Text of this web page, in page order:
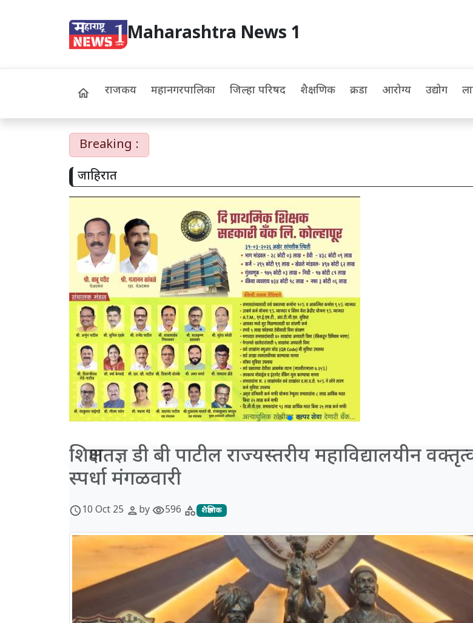
Maharashtra News 1
home राजकीय महानगरपालिका जिल्हा परिषद शैक्षणिक क्रीडा आरोग्य उद्योग
Breaking :
जाहिरात
शिक्षणतज्ञ डी बी पाटील राज्यस्तरीय महाविद्यालयीन
स्पर्धा मंगळवारी
schedule10 Oct 25 personby visibility596 category शैक्षणिक